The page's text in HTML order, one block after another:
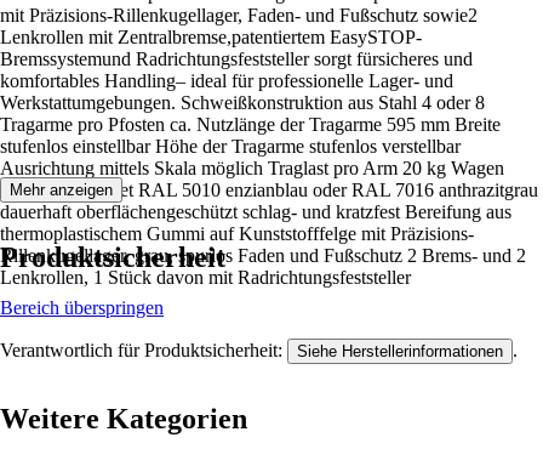
mit Präzisions-Rillenkugellager, Faden- und Fußschutz sowie2
Lenkrollen mit Zentralbremse,patentiertem EasySTOP-
Bremssystemund Radrichtungsfeststeller sorgt fürsicheres und
komfortables Handling– ideal für professionelle Lager- und
Werkstattumgebungen. Schweißkonstruktion aus Stahl 4 oder 8
Tragarme pro Pfosten ca. Nutzlänge der Tragarme 595 mm Breite
stufenlos einstellbar Höhe der Tragarme stufenlos verstellbar
Ausrichtung mittels Skala möglich Traglast pro Arm 20 kg Wagen
pulverbeschichtet RAL 5010 enzianblau oder RAL 7016 anthrazitgrau
dauerhaft oberflächengeschützt schlag- und kratzfest Bereifung aus
thermoplastischem Gummi auf Kunststofffelge mit Präzisions-
Rillenkugellager, grau, spurlos Faden und Fußschutz 2 Brems- und 2
Lenkrollen, 1 Stück davon mit Radrichtungsfeststeller
Mehr anzeigen
Produktsicherheit
Bereich überspringen
Verantwortlich für Produktsicherheit: Siehe Herstellerinformationen .
Weitere Kategorien